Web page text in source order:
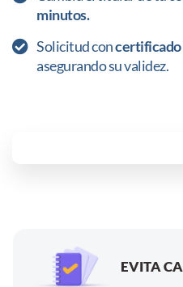
minutos.
Solicitud concertificado
asegurando su validez.
EVITA